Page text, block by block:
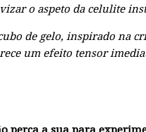
o aspeto da celulite
de gelo, inspirado na
um efeito tensor